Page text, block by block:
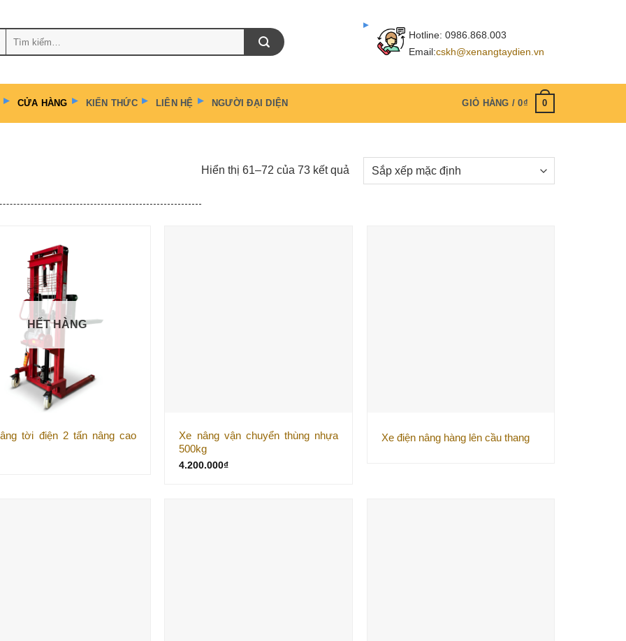
Hotline: 0986.868.003
Email:cskh@xenangtaydien.vn
CỬA HÀNG KIẾN THỨC LIÊN HỆ NGƯỜI ĐẠI DIỆN GIỎ HÀNG /0₫ 0
Hiển thị 61–72 của 73 kết quả
HẾT HÀNG
tời điện 2 tấn nâng cao
Xe nâng vận chuyển thùng nhựa
500kg
4.200.000₫
Xe điện nâng hàng lên cầu thang